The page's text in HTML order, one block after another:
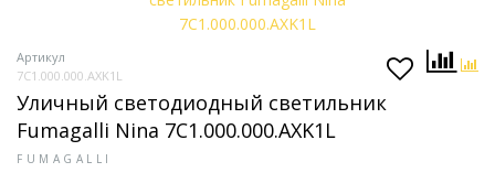
Артикул
7C1.000.000.AXK1L
Уличный светодиодный светильник
Fumagalli Nina 7C1.000.000.AXK1L
FUMAGALLI